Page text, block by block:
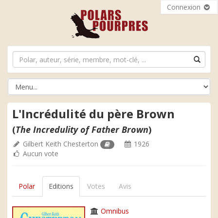
Connexion
L'Incrédulité du père Brown
(The Incredulity of Father Brown)
Gilbert Keith Chesterton
1926
Aucun vote
Polar Editions Votes Avis
Omnibus